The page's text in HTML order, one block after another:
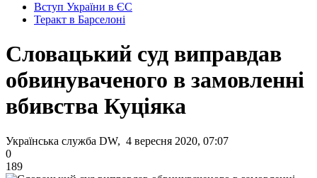
Вступ України в ЄС
Теракт в Барселоні
Словацький суд виправдав
обвинуваченого в замовленні
вбивства Куціяка
Українська служба DW, 4 вересня 2020, 07:07
0
189